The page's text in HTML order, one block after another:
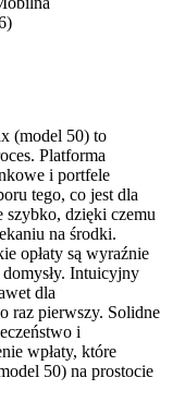
(model 50) to
Platforma
i portfele
tego, co jest dla
szybko, dzięki czemu
na środki.
opłaty są wyraźnie
Intuicyjny
dla
raz pierwszy. Solidne
i
wpłaty, które
50) na prostocie